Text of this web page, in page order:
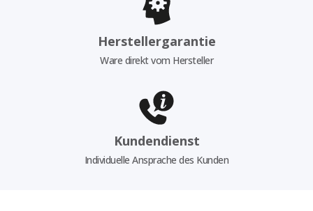
Herstellergarantie
Ware direkt vom Hersteller
Kundendienst
Individuelle Ansprache des Kunden